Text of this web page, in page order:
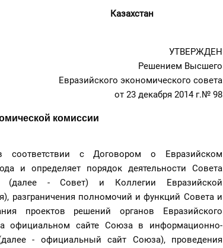
Казахстан
УТВЕРЖДЕН
Решением Высшего
Евразийского экономического совета
от 23 декабря 2014 г.№ 98
комиссии
соответствии с Договором о Евразийском
и определяет порядок деятельности Совета
(далее - Совет) и Коллегии Евразийской
разграничения полномочий и функций Совета и
проектов решений органов Евразийского
официальном сайте Союза в информационно-
- официальный сайт Союза), проведения